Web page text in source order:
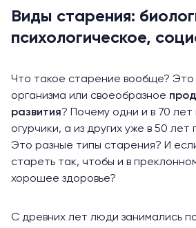
Виды старения:
психологическое,
Что такое старение вообще? Это
организма или своеобразное
развития? Почему одни и в 70 лет
огурчики, а из других уже в 50
Это разные типы старения? И
стареть так, чтобы и в
хорошее здоровье?
С древних лет люди занимались